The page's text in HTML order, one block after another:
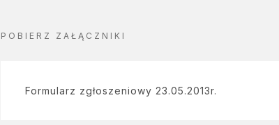
POBIERZ ZAŁĄCZNIKI
Formularz zgłoszeniowy 23.05.2013r.